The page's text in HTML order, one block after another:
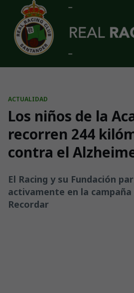
Skip to main content
ACTUALIDAD
Los niños de la
recorren 244
contra el
El Racing y su Fundación
activamente en la
Recordar